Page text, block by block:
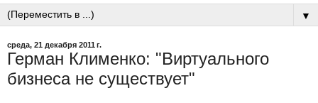
▼
среда, 21 декабря 2011 г.
Герман Клименко: "Виртуального
бизнеса не существует"